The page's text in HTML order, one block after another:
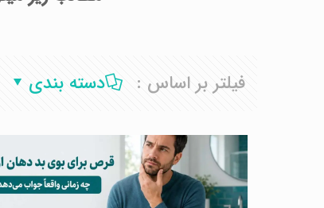
فیلتر بر اساس : دسته بندی